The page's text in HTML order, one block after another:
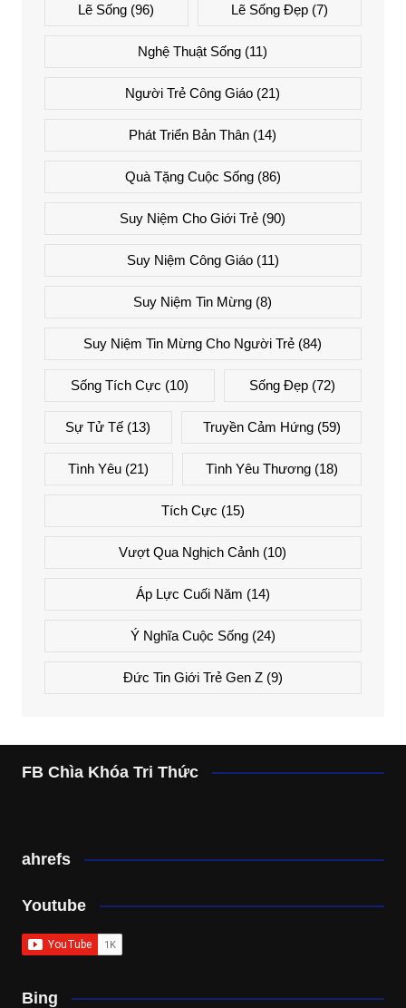
Lẽ Sống (96) Lẽ Sống Đẹp(7)
Nghệ Thuật Sống (11)
Người Trẻ Công Giáo (21)
Phát Triển Bản Thân (14)
Quà Tặng Cuộc Sống(86)
Suy Niệm Cho Giới Trẻ (90)
Suy Niệm Công Giáo(11)
Suy Niệm Tin Mừng (8)
Suy Niệm Tin Mừng Cho Người Trẻ (84)
Sống Tích Cực (10) Sống Đẹp (72)
Sự Tử Tế (13) Truyền Cảm Hứng(59)
Tình Yêu (21) Tình Yêu Thương(18)
Tích Cực (15)
Vượt Qua Nghịch Cảnh (10)
Áp Lực Cuối Năm (14)
Ý Nghĩa Cuộc Sống(24)
Đức Tin Giới Trẻ Gen Z(9)
FB Chìa Khóa Tri Thức
ahrefs
Youtube
Bing